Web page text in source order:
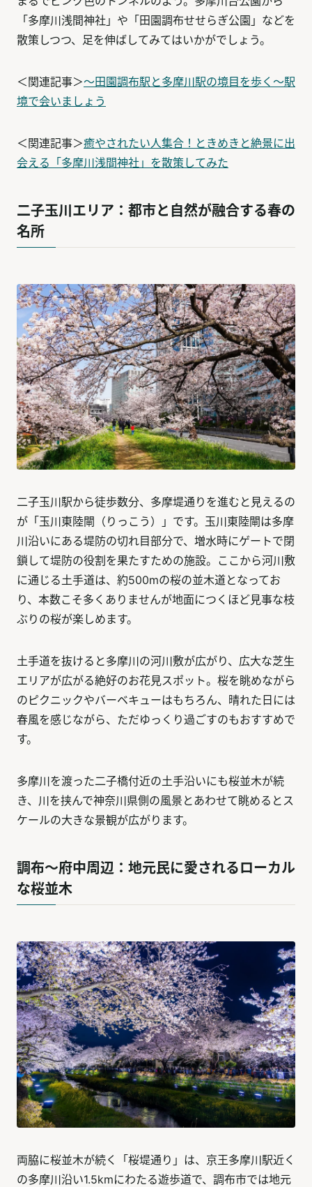
「多摩川浅間神社」や「田園調布せせらぎ公園」などを
散策しつつ、足を伸ばしてみてはいかがでしょう。
＜関連記事＞〜田園調布駅と多摩川駅の境目を歩く〜駅
境で会いましょう
＜関連記事＞癒やされたい人集合！ときめきと絶景に出
会える「多摩川浅間神社」を散策してみた
二子玉川エリア：都市と自然が融合する春の
名所
二子玉川駅から徒歩数分、多摩堤通りを進むと見えるの
が「玉川東陸閘（りっこう）」です。玉川東陸閘は多摩
川沿いにある堤防の切れ目部分で、増水時にゲートで閉
鎖して堤防の役割を果たすための施設。ここから河川敷
に通じる土手道は、約500mの桜の並木道となってお
り、本数こそ多くありませんが地面につくほど見事な枝
ぶりの桜が楽しめます。
土手道を抜けると多摩川の河川敷が広がり、広大な芝生
エリアが広がる絶好のお花見スポット。桜を眺めながら
のピクニックやバーベキューはもちろん、晴れた日には
春風を感じながら、ただゆっくり過ごすのもおすすめで
す。
多摩川を渡った二子橋付近の土手沿いにも桜並木が続
き、川を挟んで神奈川県側の風景とあわせて眺めるとス
ケールの大きな景観が広がります。
調布〜府中周辺：地元民に愛されるローカル
な桜並木
両脇に桜並木が続く「桜堤通り」は、京王多摩川駅近く
の多摩川沿い1.5kmにわたる遊歩道で、調布市では地元